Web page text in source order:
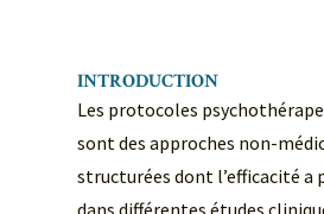
INTRODUCTION
Les protocoles
sont des approches non-
structurées dont l’efficacité a